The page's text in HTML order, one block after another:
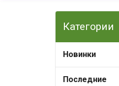
Категории
Новинки
Последние